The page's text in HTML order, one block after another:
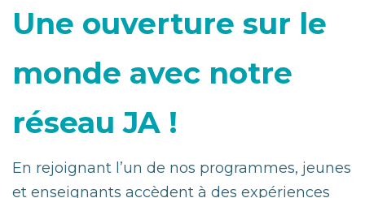
Une ouverture sur le
monde avec notre
réseau JA !
En rejoignant l’un de nos programmes, jeunes
et enseignants accèdent à des expériences